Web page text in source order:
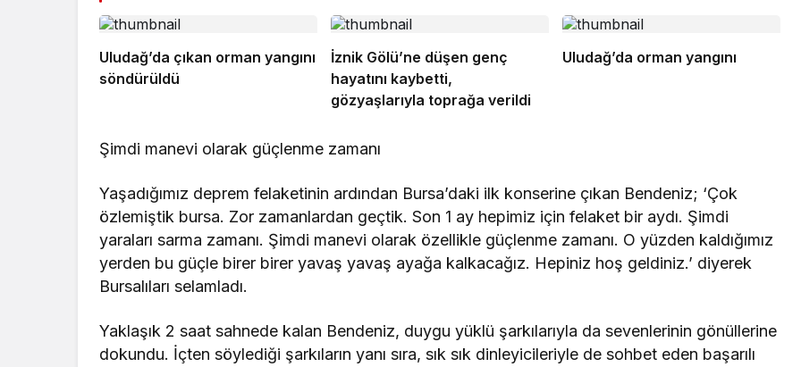
Uludağ’da çıkan orman yangını
söndürüldü
İznik Gölü’ne düşen genç
hayatını kaybetti,
gözyaşlarıyla toprağa verildi
Uludağ’da orman yangını
Şimdi manevi olarak güçlenme zamanı
Yaşadığımız deprem felaketinin ardından Bursa’daki ilk konserine çıkan Bendeniz; ‘Çok
özlemiştik bursa. Zor zamanlardan geçtik. Son 1 ay hepimiz için felaket bir aydı. Şimdi
yaraları sarma zamanı. Şimdi manevi olarak özellikle güçlenme zamanı. O yüzden kaldığımız
yerden bu güçle birer birer yavaş yavaş ayağa kalkacağız. Hepiniz hoş geldiniz.’ diyerek
Bursalıları selamladı.
Yaklaşık 2 saat sahnede kalan Bendeniz, duygu yüklü şarkılarıyla da sevenlerinin gönüllerine
dokundu. İçten söylediği şarkıların yanı sıra, sık sık dinleyicileriyle de sohbet eden başarılı